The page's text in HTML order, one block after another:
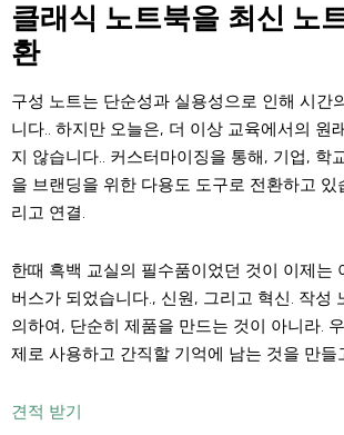
클래식 노트북을 최신 노
환
구성 노트는 단순성과 실용성으로 인해 시간
니다.. 하지만 오늘은, 더 이상 교육에서의 원
지 않습니다.. 커스터마이징을 통해, 기업, 학
을 브랜딩을 위한 다용도 도구로 전환하고 있
리고 연결.
한때 흑백 교실의 필수품이었던 것이 이제는
버스가 되었습니다., 신원, 그리고 혁신. 작성
의하여, 단순히 제품을 만드는 것이 아니라.
제로 사용하고 간직할 기억에 남는 것을 만들
견적 받기